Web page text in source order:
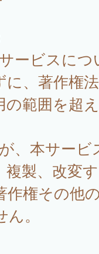
ービスにつ
に、著作権
の範囲を超
、本サービ
複製、改変
作権その他
。